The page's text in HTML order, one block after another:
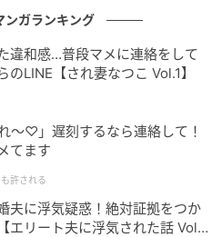
しています
元記事で読む
ダー
ンガランキング
違和感…普段マメに連絡をして
のLINE【され妻なつこ Vol.1】
〜♡」遅刻するなら連絡して！
てます
許される
夫に浮気疑惑！絶対証拠をつか
エリート夫に浮気された話 Vol.